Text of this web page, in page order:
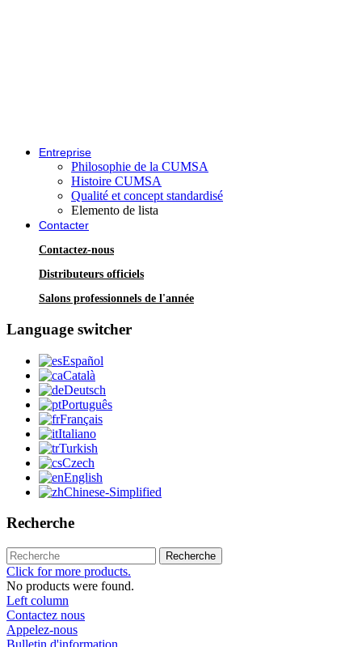
Entreprise
Philosophie de la CUMSA
Histoire CUMSA
Qualité et concept standardisé
Elemento de lista
Contacter
Contactez-nous
Distributeurs officiels
Salons professionnels de l'année
Language switcher
Español
Català
Deutsch
Português
Français
Italiano
Turkish
Czech
English
Chinese-Simplified
Recherche
Recherche
Click for more products.
No products were found.
Left column
Contactez nous
Appelez-nous
Bulletin d'information